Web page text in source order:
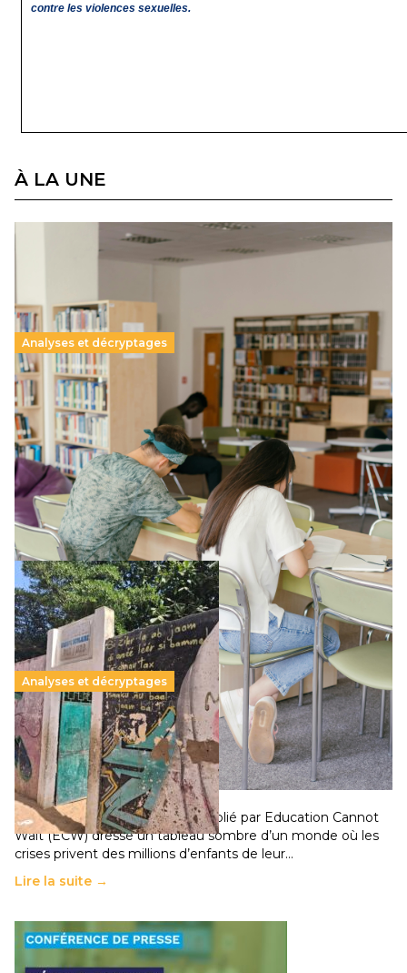
contre les violences sexuelles.
À LA UNE
Analyses et décryptages
Supérieur privé : une dérive qui met à mal la
promesse républicaine
11 juillet 2026-
Le projet de loi sur la régulation de l’enseignement
supérieur privé met en lumière l’amplification d’un système
qui relègue l’acte pédagogique au superfétatoire, voire à…
Lire la suite →
Analyses et décryptages
258 millions d’enfants victimes de la guerre, des
chocs climatiques et des déplacements de
population
11 juillet 2026- National
Un nouveau rapport mondial publié par Education Cannot
Wait (ECW) dresse un tableau sombre d’un monde où les
crises privent des millions d’enfants de leur…
Lire la suite →